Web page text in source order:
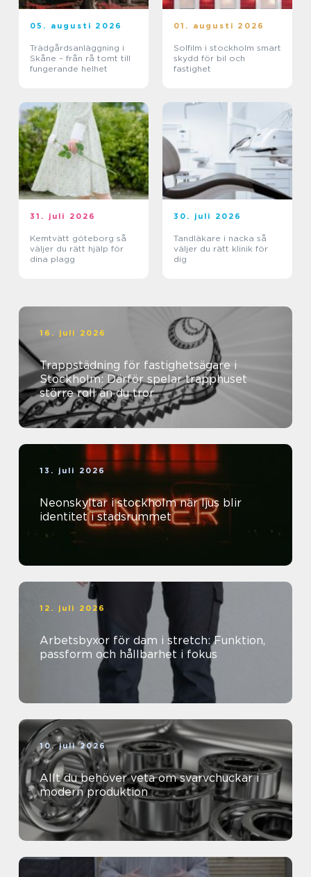
05. augusti 2026
Trädgårdsanläggning i
Skåne – från rå tomt till
fungerande helhet
01. augusti 2026
Solfilm i stockholm smart
skydd för bil och
fastighet
31. juli 2026
Kemtvätt göteborg så
väljer du rätt hjälp för
dina plagg
30. juli 2026
Tandläkare i nacka så
väljer du rätt klinik för
dig
16. juli 2026
Trappstädning för fastighetsägare i
Stockholm: Därför spelar trapphuset
större roll än du tror
13. juli 2026
Neonskyltar i stockholm när ljus blir
identitet i stadsrummet
12. juli 2026
Arbetsbyxor för dam i stretch: Funktion,
passform och hållbarhet i fokus
10. juli 2026
Allt du behöver veta om svarvchuckar i
modern produktion